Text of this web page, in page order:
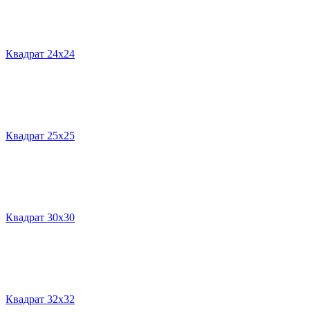
Квадрат 24х24
Квадрат 25х25
Квадрат 30х30
Квадрат 32х32